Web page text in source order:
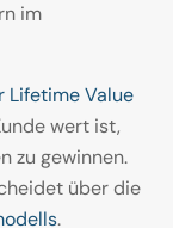
im
Lifetime Value
wert ist,
zu gewinnen.
über die
.